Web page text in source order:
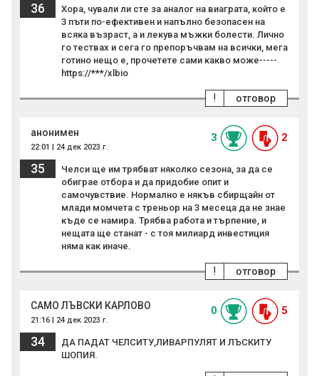
36
Хора, чували ли сте за аналог на виаграта, който е
3 пъти по-ефективен и напълно безопасен на
всяка възраст, а и лекува мъжки болести. Лично
го тествах и сега го препоръчвам на всички, мега
готино нещо е, прочетете сами какво може-----
https://***/xlbio
отговор
!
анонимен
22:01 | 24 дек 2023 г.
3 2
35
Челси ще им трябват няколко сезона, за да се
обиграе отбора и да придобие опит и
самочувствие. Нормално е някъв сбирщайн от
млади момчета с треньор на 3 месеца да не знае
къде се намира. Трябва работа и търпение, и
нещата ще станат - с тоя милиард инвестиция
няма как иначе.
отговор
!
САМО ЛЪВСКИ КАРЛОВО
21:16 | 24 дек 2023 г.
0 5
34
ДА ПАДАТ ЧЕЛСИТУ,ЛИВАРПУЛЯТ И ЛЪСКИТУ
ШОПИЯ.